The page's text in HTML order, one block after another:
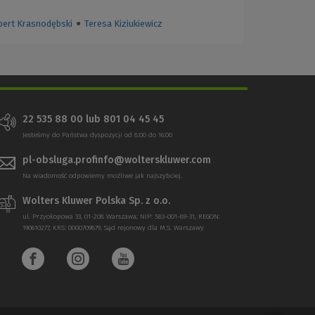
Krasnodębski ● Teresa Kiziukiewicz
22 535 88 00 lub 801 04 45 45
Jesteśmy do Państwa dyspozycji od 8:00 do 16:00
pl-obsluga.profinfo@wolterskluwer.com
Na wiadomość odpowiemy możliwe jak najszybciej.
Wolters Kluwer Polska Sp. z o.o.
ul. Przyokopowa 33, 01-208 Warszawa; NIP: 583-001-89-31, REGON:
190610277, KRS: 0000709879, Sąd rejonowy dla M.S. Warszawy